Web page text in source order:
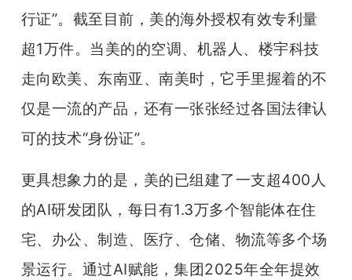
行证”。截至目前，美的海外授权有效专利量
超1万件。当美的的空调、机器人、楼宇科技
走向欧美、东南亚、南美时，它手里握着的不
仅是一流的产品，还有一张张经过各国法律认
可的技术“身份证”。
更具想象力的是，美的已组建了一支超400人
的AI研发团队，每日有1.3万多个智能体在住
宅、办公、制造、医疗、仓储、物流等多个场
景运行。通过AI赋能，集团2025年全年提效